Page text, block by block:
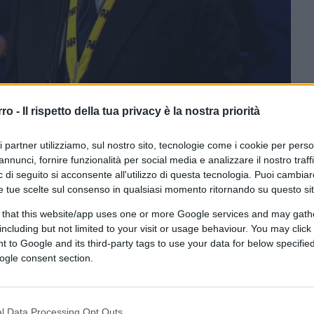
- Il rispetto della tua privacy è la nostra priorità
partner utilizziamo, sul nostro sito, tecnologie come i cookie per
fornire funzionalità per social media e analizzare il nostro
di seguito si acconsente all'utilizzo di questa tecnologia. Puoi
tue scelte sul consenso in qualsiasi momento ritornando su questo
that this website/app uses one or more Google services and may
but not limited to your visit or usage behaviour. You may
to Google and its third-party tags to use your data for below
consent section.
su Google CLICCA QUI
0:00/--:--
Aquisgrana aMario Draghi
la trasformazione di alcune figure
asperità del loro percorso e